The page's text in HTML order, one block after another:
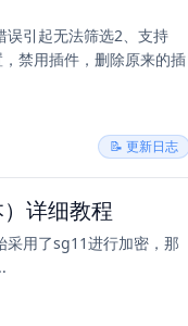
引起无法筛选2、支持
禁用插件，删除原来的插
📝 更新日志
详细教程
用了sg11进行加密，那